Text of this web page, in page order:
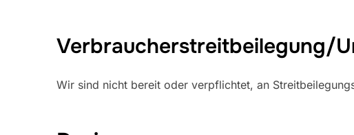
Verbraucher­streit­beilegung/
Wir sind nicht bereit oder verpflichtet, an